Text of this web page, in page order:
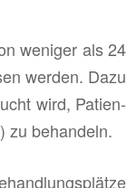
we­ni­ger als 24
wer­den. Dazu
wird, Pa­ti­en­
zu be­han­deln.